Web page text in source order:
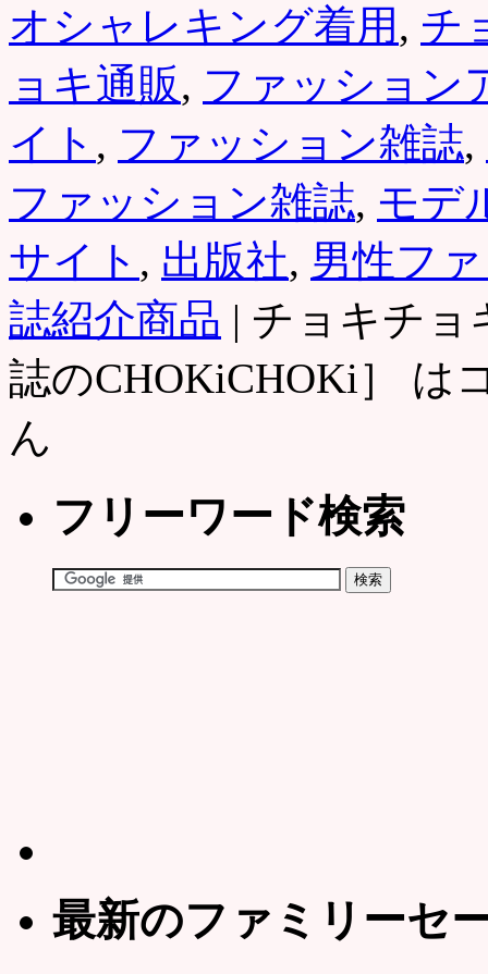
オシャレキング着用 , チ
ョキ通販, ファッション
イト , ファッション雑誌,
ファッション雑誌, モデ
サイト , 出版社, 男性フ
誌紹介商品 | チョキチョ
誌のCHOKiCHOKi］ は
ん
フリーワード検索
最新のファミリーセ